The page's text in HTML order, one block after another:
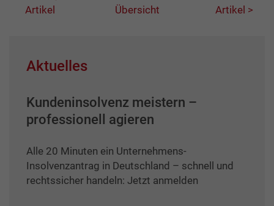
Artikel
Übersicht
Artikel >
Aktuelles
Kundeninsolvenz meistern –
professionell agieren
Alle 20 Minuten ein Unternehmens-
Insolvenzantrag in Deutschland – schnell und
rechtssicher handeln: Jetzt anmelden